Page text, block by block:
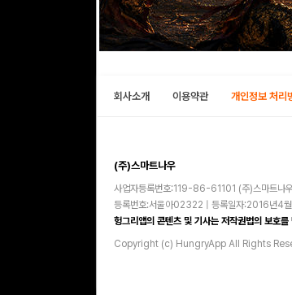
회사소개 이용약관 개인정보 처리
(주)스마트나우
사업자등록번호:119-86-61101 (주)스마트
등록번호:서울아02322 | 등록일자:2016년4월
헝그리앱의 콘텐츠 및 기사는 저작권법의 보호
Copyright (c) HungryApp All Rights